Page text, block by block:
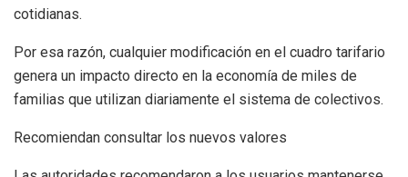
cotidianas.
Por esa razón, cualquier modificación en el cuadro tarifario
genera un impacto directo en la economía de miles de
familias que utilizan diariamente el sistema de colectivos.
Recomiendan consultar los nuevos valores